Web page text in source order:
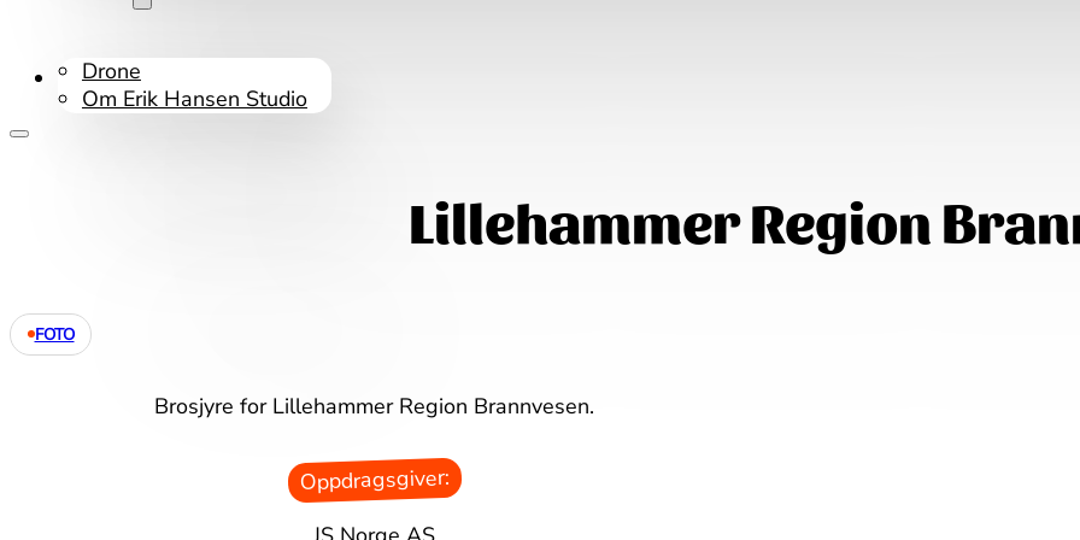
Drone
Om Erik Hansen Studio
Kontakt oss
Lillehammer Region
FOTO
Brosjyre for Lillehammer Region Brannvesen.
Oppdragsgiver: